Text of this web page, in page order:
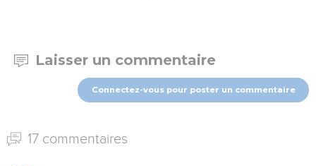
Laisser un commentaire
Connectez-vous pour poster un commentaire
17 commentaires